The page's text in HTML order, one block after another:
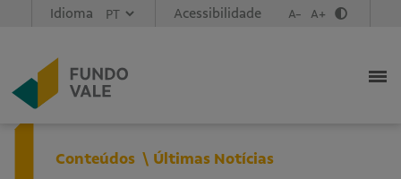
Idioma Acessibilidade A- A+
Conteúdos Últimas Notícias